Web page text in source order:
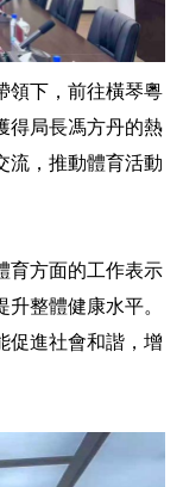
領下，前往橫琴粵
得局長馮方丹的熱
流，推動體育活動
育方面的工作表示
整體健康水平。
促進社會和諧，增